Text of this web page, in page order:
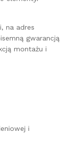
na adres
gwarancją
montażu i
i